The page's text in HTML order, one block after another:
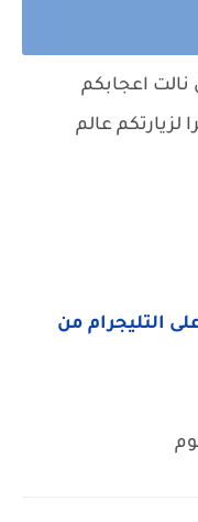
نالت اعجابكم
لزيارتكم عالم
على التليجرام من